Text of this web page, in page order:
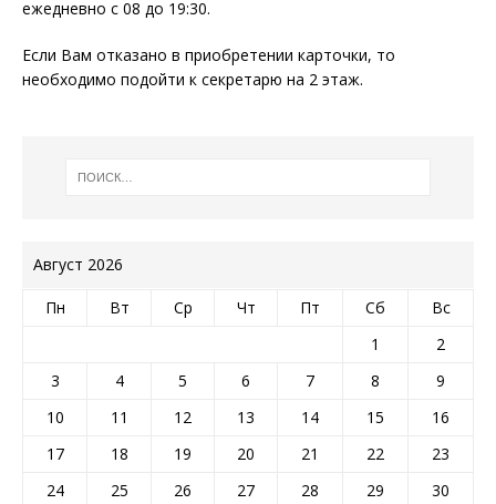
ежедневно с 08 до 19:30.
Если Вам отказано в приобретении карточки, то
необходимо подойти к секретарю на 2 этаж.
Август 2026
Пн Вт Ср Чт Пт Сб
Вс
1
2
3
4 5 6 7 8
9
10
11 12 13 14 15
16
17
18 19 20 21 22
23
24
25 26 27 28 29
30